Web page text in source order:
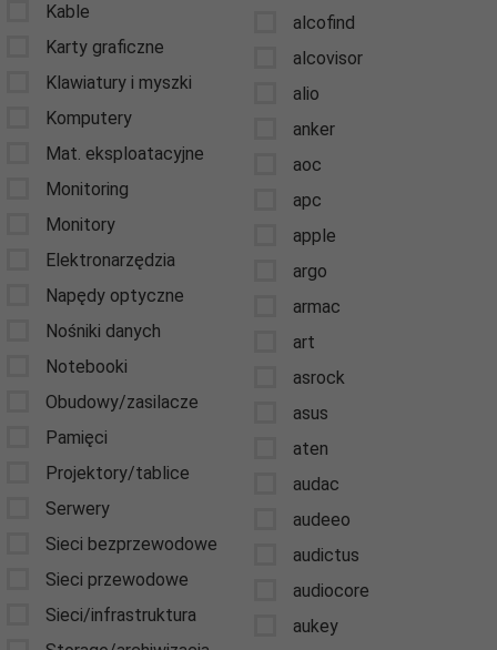
Kable
Karty graficzne
Klawiatury i myszki
Komputery
Mat. eksploatacyjne
Monitoring
Monitory
Elektronarzędzia
Napędy optyczne
Nośniki danych
Notebooki
Obudowy/zasilacze
Pamięci
Projektory/tablice
Serwery
Sieci bezprzewodowe
Sieci przewodowe
Sieci/infrastruktura
alcofind
alcovisor
alio
anker
aoc
apc
apple
argo
armac
art
asrock
asus
aten
audac
audeeo
audictus
audiocore
aukey